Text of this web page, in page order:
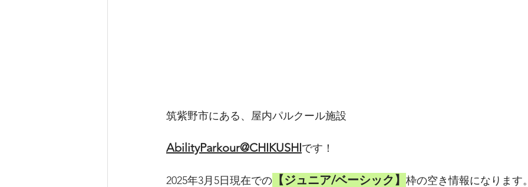
筑紫野市にある、屋内パルクール施設
AbilityParkour@CHIKUSHIです！
2025年3月5日現在での 【ジュニア/ベーシック】 枠の空き情報になります